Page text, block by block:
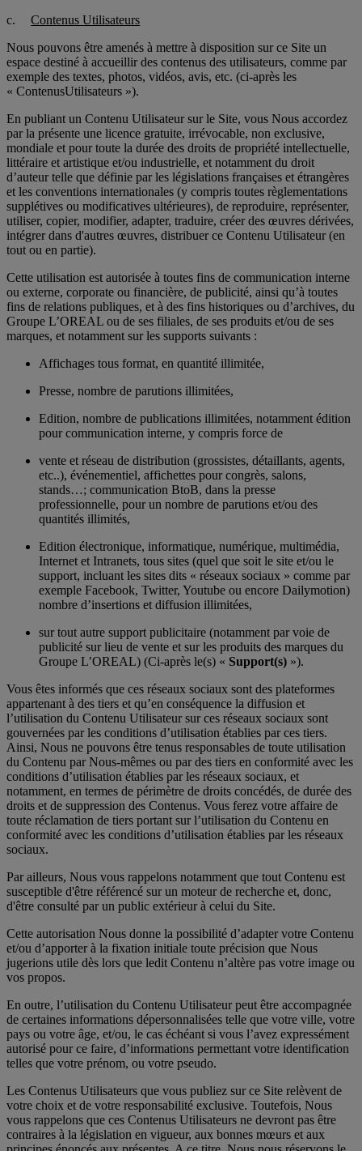
c.
Contenus Utilisateurs
Nous pouvons être amenés à mettre à disposition sur ce Site un
espace destiné à accueillir des contenus des utilisateurs, comme par
exemple des textes, photos, vidéos, avis, etc. (ci-après les
« ContenusUtilisateurs »).
En publiant un Contenu Utilisateur sur le Site, vous Nous accordez
par la présente une licence gratuite, irrévocable, non exclusive,
mondiale et pour toute la durée des droits de propriété intellectuelle,
littéraire et artistique et/ou industrielle, et notamment du droit
d’auteur telle que définie par les législations françaises et étrangères
et les conventions internationales (y compris toutes règlementations
supplétives ou modificatives ultérieures), de reproduire, représenter,
utiliser, copier, modifier, adapter, traduire, créer des œuvres dérivées,
intégrer dans d'autres œuvres, distribuer ce Contenu Utilisateur (en
tout ou en partie).
Cette utilisation est autorisée à toutes fins de communication interne
ou externe, corporate ou financière, de publicité, ainsi qu’à toutes
fins de relations publiques, et à des fins historiques ou d’archives, du
Groupe L’OREAL ou de ses filiales, de ses produits et/ou de ses
marques, et notamment sur les supports suivants :
Affichages tous format, en quantité illimitée,
Presse, nombre de parutions illimitées,
Edition, nombre de publications illimitées, notamment édition
pour communication interne, y compris force de
vente et réseau de distribution (grossistes, détaillants, agents,
etc..), événementiel, affichettes pour congrès, salons,
stands…; communication BtoB, dans la presse
professionnelle, pour un nombre de parutions et/ou des
quantités illimités,
Edition électronique, informatique, numérique, multimédia,
Internet et Intranets, tous sites (quel que soit le site et/ou le
support, incluant les sites dits « réseaux sociaux » comme par
exemple Facebook, Twitter, Youtube ou encore Dailymotion)
nombre d’insertions et diffusion illimitées,
sur tout autre support publicitaire (notamment par voie de
publicité sur lieu de vente et sur les produits des marques du
Groupe L’OREAL) (Ci-après le(s) « Support(s) »).
Vous êtes informés que ces réseaux sociaux sont des plateformes
appartenant à des tiers et qu’en conséquence la diffusion et
l’utilisation du Contenu Utilisateur sur ces réseaux sociaux sont
gouvernées par les conditions d’utilisation établies par ces tiers.
Ainsi, Nous ne pouvons être tenus responsables de toute utilisation
du Contenu par Nous-mêmes ou par des tiers en conformité avec les
conditions d’utilisation établies par les réseaux sociaux, et
notamment, en termes de périmètre de droits concédés, de durée des
droits et de suppression des Contenus. Vous ferez votre affaire de
toute réclamation de tiers portant sur l’utilisation du Contenu en
conformité avec les conditions d’utilisation établies par les réseaux
sociaux.
Par ailleurs, Nous vous rappelons notamment que tout Contenu est
susceptible d'être référencé sur un moteur de recherche et, donc,
d'être consulté par un public extérieur à celui du Site.
Cette autorisation Nous donne la possibilité d’adapter votre Contenu
et/ou d’apporter à la fixation initiale toute précision que Nous
jugerions utile dès lors que ledit Contenu n’altère pas votre image ou
vos propos.
En outre, l’utilisation du Contenu Utilisateur peut être accompagnée
de certaines informations dépersonnalisées telle que votre ville, votre
pays ou votre âge, et/ou, le cas échéant si vous l’avez expressément
autorisé pour ce faire, d’informations permettant votre identification
telles que votre prénom, ou votre pseudo.
Les Contenus Utilisateurs que vous publiez sur ce Site relèvent de
votre choix et de votre responsabilité exclusive. Toutefois, Nous
vous rappelons que ces Contenus Utilisateurs ne devront pas être
contraires à la législation en vigueur, aux bonnes mœurs et aux